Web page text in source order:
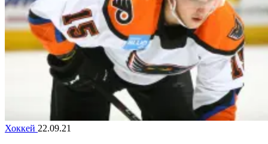
Хоккей 22.09.21